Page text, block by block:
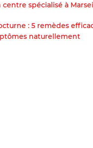
centre spécialisé à
: 5 remèdes
naturellement